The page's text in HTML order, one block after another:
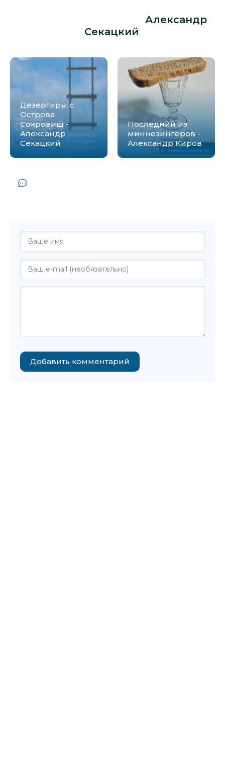
Александр
Секацкий
Дезертиры с
Острова
Сокровищ -
Александр
Секацкий
Последний из
миннезингеров -
Александр Киров
Добавить комментарий